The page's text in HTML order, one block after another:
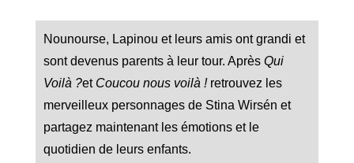
Nounourse, Lapinou et leurs amis ont grandi et
sont devenus parents à leur tour. Après Qui
Voilà ?et Coucou nous voilà !retrouvez les
merveilleux personnages de Stina Wirsén et
partagez maintenant les émotions et le
quotidien de leurs enfants.